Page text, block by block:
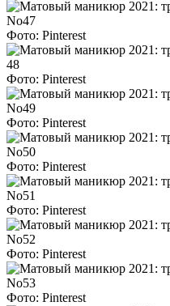
Фото: Pinterest
Фото: Pinterest
Фото: Pinterest
Фото: Pinterest
Фото: Pinterest
Фото: Pinterest
Фото: Pinterest